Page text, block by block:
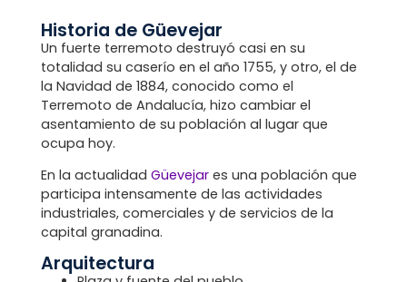
Historia de Güevejar
Un fuerte terremoto destruyó casi en su
totalidad su caserío en el año 1755, y otro, el de
la Navidad de 1884, conocido como el
Terremoto de Andalucía, hizo cambiar el
asentamiento de su población al lugar que
ocupa hoy.
En la actualidad Güevejares una población que
participa intensamente de las actividades
industriales, comerciales y de servicios de la
capital granadina.
Arquitectura